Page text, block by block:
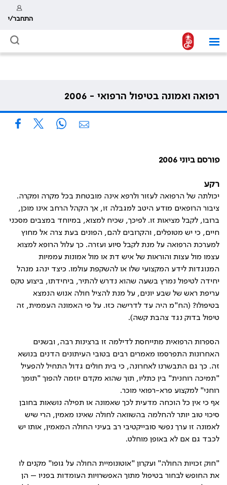
התחבר/י
רפואה ואמונה בטיפול הרפואי - 2006
פורסם ביוני 2006
רקע
יכולתה של הרפואה לעזור ולרפא אינה מובטחת בכל מקרה ומקרה.
ציבור הרופאים מודע היטב למגבלה זו, אך הקהל הרחב אינו מוכן,
ברובו, לקבל מציאות זו. לפיכך, שכיח למצוא, במיוחד במצבים מסכני
חיים, כי יש מטופלים, והקרובים להם, הפונים בעת צרה אל מחוץ
למערכת הרפואה על מנת לקבל סיוע ועזרה. כך עלול הרופא למצוא
עצמו מול עצות והוראות של איש דת או מול אמונות עממיות
המנוגדות לידע המקצועי שלו או להשקפת עולמו. כיצד ינהג מנהל
יחידה לטיפול נמרץ בשעה שהוא נדרש להתיר, ביחידתו, ביצוע טקס
עריפת ראש של שבע יונים, על מנת להציל חולה אנוש הנמצא
בטיפולו? (הח"מ היה עד לדרישה כזו. על פי האמונה העממית, זה
טיפול בדוק נגד צהבת קשה).
הספרות הרפואית מתייחסת לדילמה זו ברצינות רבה, ובשנים
האחרונות התפרסמו מאמרים רבים בטובי העיתונים הדנים בנושא
זה. כך גם התבשרנו לאחרונה, כי בית חולים גדול התחיל להפעיל
"תמיכה רוחנית" בין כתליו, תוך שהוא מקדם יוזמה להפוך "תומך
רוחני" למקצוע פרא-רפואי מוכר.
אף כי אין כל הוכחה מדעית לכך שאמונה או תפילה נושאות בחובן
סיכוי טוב יותר להחלמה בהשוואה לחולה שאינו מאמין, הרי שיש
לאמונה זו ערך נפשי סובייקטיבי רב בעיני החולה המאמין, אותו יש
לכבד גם אם לא באופן מוחלט.
"חוק זכויות החולה" ועקרון "אוטונומיית החולה על גופו" מקנים לו
את החופש לבחור בטיפול מתוך האפשרויות העומדות בפניו – הן